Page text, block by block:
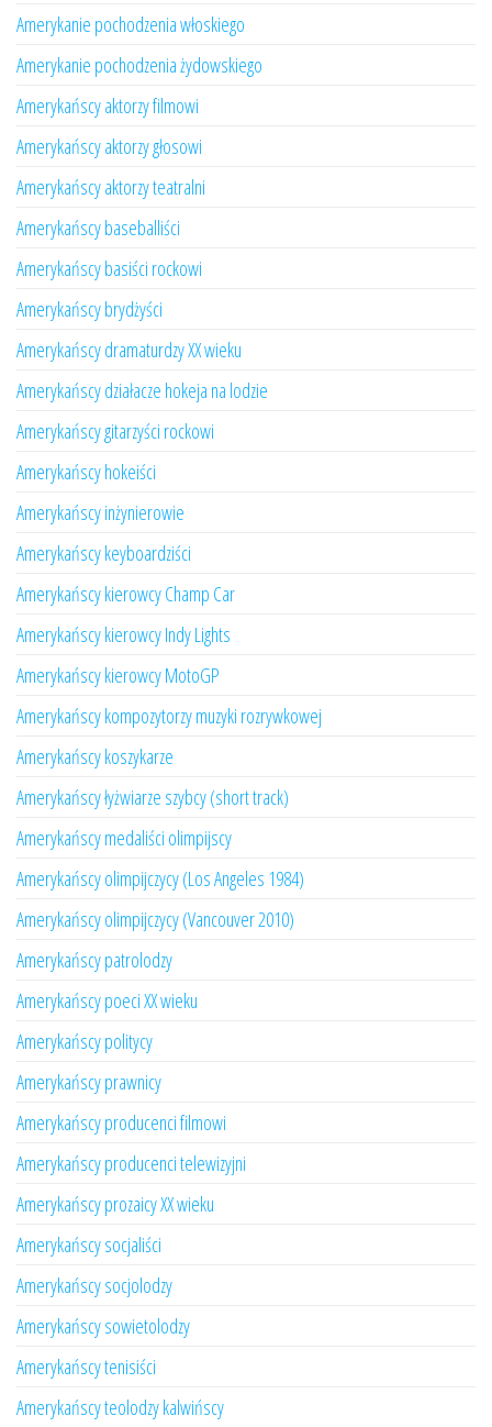
Amerykanie pochodzenia włoskiego
Amerykanie pochodzenia żydowskiego
Amerykańscy aktorzy filmowi
Amerykańscy aktorzy głosowi
Amerykańscy aktorzy teatralni
Amerykańscy baseballiści
Amerykańscy basiści rockowi
Amerykańscy brydżyści
Amerykańscy dramaturdzy XX wieku
Amerykańscy działacze hokeja na lodzie
Amerykańscy gitarzyści rockowi
Amerykańscy hokeiści
Amerykańscy inżynierowie
Amerykańscy keyboardziści
Amerykańscy kierowcy Champ Car
Amerykańscy kierowcy Indy Lights
Amerykańscy kierowcy MotoGP
Amerykańscy kompozytorzy muzyki rozrywkowej
Amerykańscy koszykarze
Amerykańscy łyżwiarze szybcy (short track)
Amerykańscy medaliści olimpijscy
Amerykańscy olimpijczycy (Los Angeles 1984)
Amerykańscy olimpijczycy (Vancouver 2010)
Amerykańscy patrolodzy
Amerykańscy poeci XX wieku
Amerykańscy politycy
Amerykańscy prawnicy
Amerykańscy producenci filmowi
Amerykańscy producenci telewizyjni
Amerykańscy prozaicy XX wieku
Amerykańscy socjaliści
Amerykańscy socjolodzy
Amerykańscy sowietolodzy
Amerykańscy tenisiści
Amerykańscy teolodzy kalwińscy